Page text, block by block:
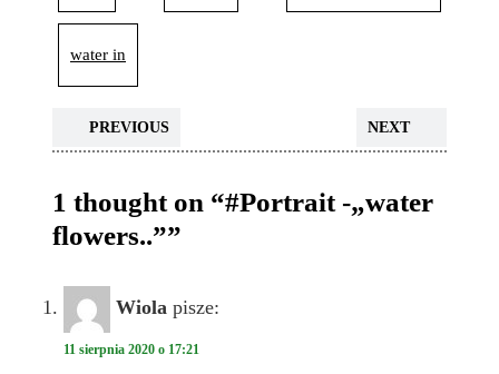
water in
PREVIOUS NEXT
1 thought on “#Portrait -„water
flowers..””
Wiola pisze:
11 sierpnia 2020 o 17:21